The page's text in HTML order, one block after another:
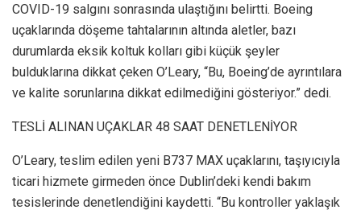
COVID-19 salgını sonrasında ulaştığını belirtti. Boeing
uçaklarında döşeme tahtalarının altında aletler, bazı
durumlarda eksik koltuk kolları gibi küçük şeyler
bulduklarına dikkat çeken O’Leary, “Bu, Boeing’de ayrıntılara
ve kalite sorunlarına dikkat edilmediğini gösteriyor.” dedi.
TESLİ ALINAN UÇAKLAR 48 SAAT DENETLENİYOR
O’Leary, teslim edilen yeni B737 MAX uçaklarını, taşıyıcıyla
ticari hizmete girmeden önce Dublin’deki kendi bakım
tesislerinde denetlendiğini kaydetti. “Bu kontroller yaklaşık